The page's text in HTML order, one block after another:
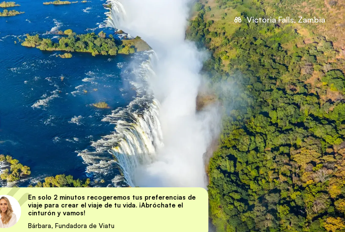
En solo 2 minutos recogeremos tus preferencias de
viaje para crear el viaje de tu vida. ¡Abróchate el
cinturón y vamos!
Bárbara, Fundadora de Viatu
Victoria Falls, Zambia